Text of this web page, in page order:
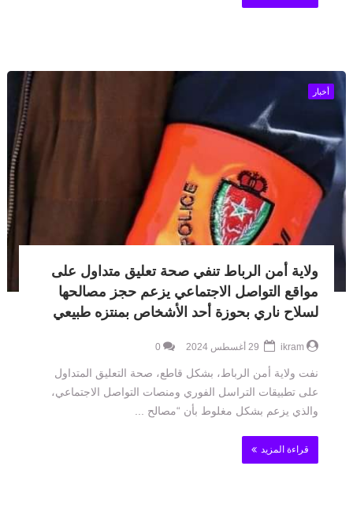
أخبار
ولاية أمن الرباط تنفي صحة تعليق متداول على
مواقع التواصل الاجتماعي يزعم حجز مصالحها
لسلاح ناري بحوزة أحد الأشخاص بمنتزه طبيعي
ikram
0
نفت ولاية أمن الرباط، بشكل قاطع، صحة التعليق المتداول
على تطبيقات التراسل الفوري ومنصات التواصل الاجتماعي،
والذي يزعم بشكل مغلوط بأن “مصالح ...
قراءة المزيد